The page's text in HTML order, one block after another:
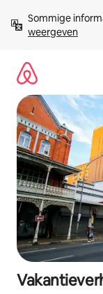
direct
naar
Sommige
weergeven